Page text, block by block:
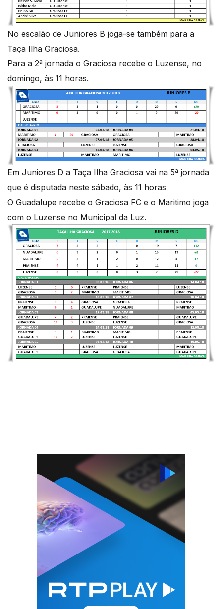
No escalão de Juniores B joga-se também para a
Taça Ilha Graciosa.
Para a 2ª jornada o Graciosa recebe o Luzense, no
domingo, às 11 horas.
Em Juniores D a Taça Ilha Graciosa vai na 5ª jornada
que é disputada neste sábado, às 11 horas.
O Guadalupe recebe o Graciosa FC e o Maritimo joga
com o Luzense no Municipal da Luz.